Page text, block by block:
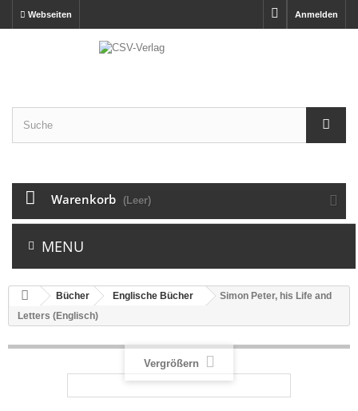
Anmelden
Webseiten
Warenkorb (Leer)
MENU
Bücher Englische Bücher
Simon Peter, his Life and
Letters (Englisch)
Vergrößern